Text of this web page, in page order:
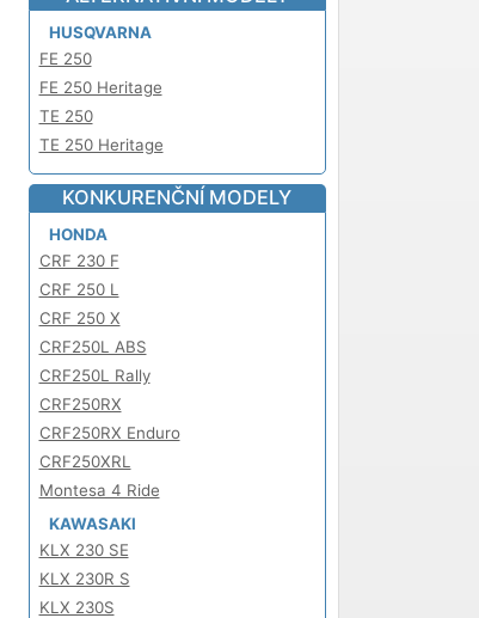
HUSQVARNA
FE 250
FE 250 Heritage
TE 250
TE 250 Heritage
KONKURENČNÍ MODELY
HONDA
CRF 230 F
CRF 250 L
CRF 250 X
CRF250L ABS
CRF250L Rally
CRF250RX
CRF250RX Enduro
CRF250XRL
Montesa 4 Ride
KAWASAKI
KLX 230 SE
KLX 230R S
KLX 230S